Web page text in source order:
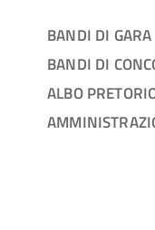
BANDI DI GARA
BANDI DI
ALBO